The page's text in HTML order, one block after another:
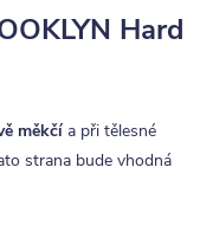
Hard
měkčí a při tělesné
strana bude vhodná